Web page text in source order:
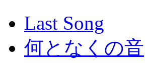
Last Song
何となくの音